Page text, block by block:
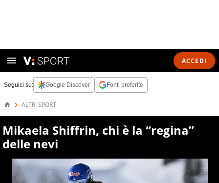
ACCEDI
Seguici su: Google Discover Fonti preferite
ALTRI SPORT
Mikaela Shiffrin, chi è la “regina”
delle nevi